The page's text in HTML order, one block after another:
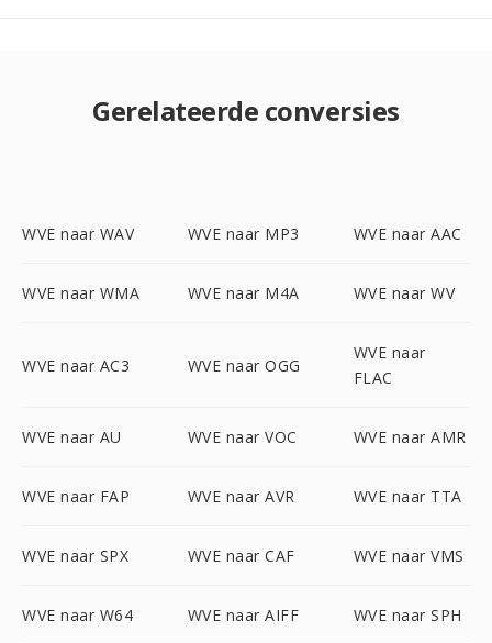
Gerelateerde conversies
WVE naar WAV WVE naar MP3 WVE naar AAC
WVE naar WMA WVE naar M4A WVE naar WV
WVE naar AC3 WVE naar OGG
WVE naar
FLAC
WVE naar AU WVE naar VOC WVE naar AMR
WVE naar FAP WVE naar AVR WVE naar TTA
WVE naar SPX WVE naar CAF WVE naar VMS
WVE naar W64 WVE naar AIFF WVE naar SPH